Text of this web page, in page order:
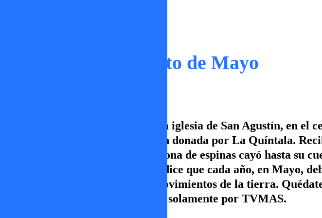
El misterio del Cristo de Mayo
La mítica imagen que custodia la iglesia de San Agustín, en el
Cristo de Mayo sería una imagen donada por La Quíntala.
hubo un gran terremoto y la corona de espinas cayó hasta su
acomodar hay réplicas. El mito dice que cada año, en Mayo,
ciudad, de l contrario habrán movimientos de la tierra.
de lunes a viernes a las 15.00hrs. solamente por TVMAS.